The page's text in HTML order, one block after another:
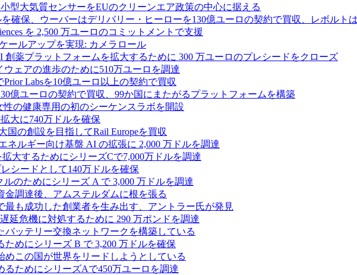
型大気質センサーをEUのクリーンエア政策の中心に据える
確保、ウーバーはデリバリー・ヒーローを130億ユーロの契約で買収、レボルト
を 2,500 万ユーロのコミットメントで支援
ールアップを実現: カメラロール
創薬プラットフォームを拡大するために 300 万ユーロのプレシードをクローズ
ェアの進歩のために510万ユーロを調達
Labsを10億ユーロ以上の契約で買収
億ユーロの契約で買収、99か国にまたがるプラットフォームを構築
性の健康専用の初のシーケンスラボを開設
大に740万ドルを確保
国の創設を目指してRail Europeを買収
ネルギー向け基盤 AI の拡張に 2,000 万ドルを調達
大するためにシリーズCで7,000万ドルを調達
シードとして140万ドルを確保
ルのためにシリーズ A で 3,000 万ドルを調達
金調達後、アムステルダムに根を張る
最も成功した創業者を生み出す、アントラー氏が発見
延危機に対処するために 290 万ポンドを調達
ッテリー交換ネットワークを構築している
ためにシリーズ B で 3,200 万ドルを確保
めこの国が世界をリードしようとしている
るためにシリーズAで450万ユーロを調達